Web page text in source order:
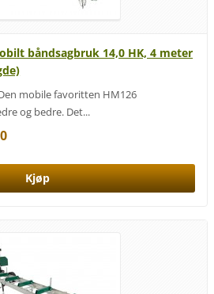
båndsagbruk 14,0 HK, 4 meter
mobile favoritten HM126
og bedre. Det...